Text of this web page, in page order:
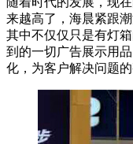
来越高了，海晨紧跟
其中不仅仅只是有灯
到的一切广告展示用
化，为客户解决问题的